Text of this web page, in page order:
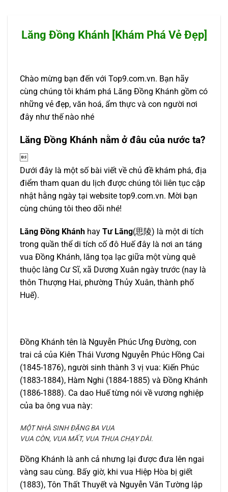
Lăng Đồng Khánh [Khám Phá Vẻ Đẹp]
Chào mừng bạn đến với Top9.com.vn. Bạn hãy
cùng chúng tôi khám phá Lăng Đồng Khánh gồm có
những vẻ đẹp, văn hoá, ẩm thực và con người nơi
đây như thế nào nhé
Lăng Đồng Khánh nằm ở đâu của nước ta?

Dưới đây là một số bài viết về chủ đề khám phá, địa
điểm tham quan du lịch được chúng tôi liên tục cập
nhật hằng ngày tại website top9.com.vn. Mời bạn
cùng chúng tôi theo dõi nhé!
Lăng Ðồng Khánh hay Tư Lăng(思陵) là một di tích
trong quần thể di tích cố đô Huế đây là nơi an táng
vua Đồng Khánh, lăng tọa lạc giữa một vùng quê
thuộc làng Cư Sĩ, xã Dương Xuân ngày trước (nay là
thôn Thượng Hai, phường Thủy Xuân, thành phố
Huế).
Ðồng Khánh tên là Nguyễn Phúc Ưng Ðường, con
trai cả của Kiên Thái Vương Nguyễn Phúc Hồng Cai
(1845-1876), người sinh thành 3 vị vua: Kiến Phúc
(1883-1884), Hàm Nghi (1884-1885) và Ðồng Khánh
(1886-1888). Ca dao Huế từng nói về vương nghiệp
của ba ông vua này:
MỘT NHÀ SINH ĐẶNG BA VUA
VUA CÒN, VUA MẤT, VUA THUA CHẠY DÀI.
Ðồng Khánh là anh cả nhưng lại được đưa lên ngai
vàng sau cùng. Bấy giờ, khi vua Hiệp Hòa bị giết
(1883), Tôn Thất Thuyết và Nguyễn Văn Tường lập